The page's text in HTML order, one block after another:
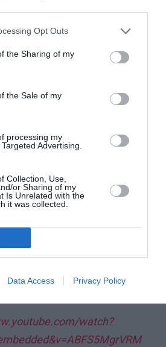
Opt Outs
the Sharing of my
the Sale of my
processing my
Advertising.
Collection, Use,
or Sharing of my
Is Unrelated with the
it was collected.
Data Access Privacy Policy
seconde période, le Sénégal
CAN 2015 en s’imposant face à
trop frileuse et limitée. Auteur
VIDEOS
pour le Ghana
watch?
Diouf pour le Sénégal
watch?